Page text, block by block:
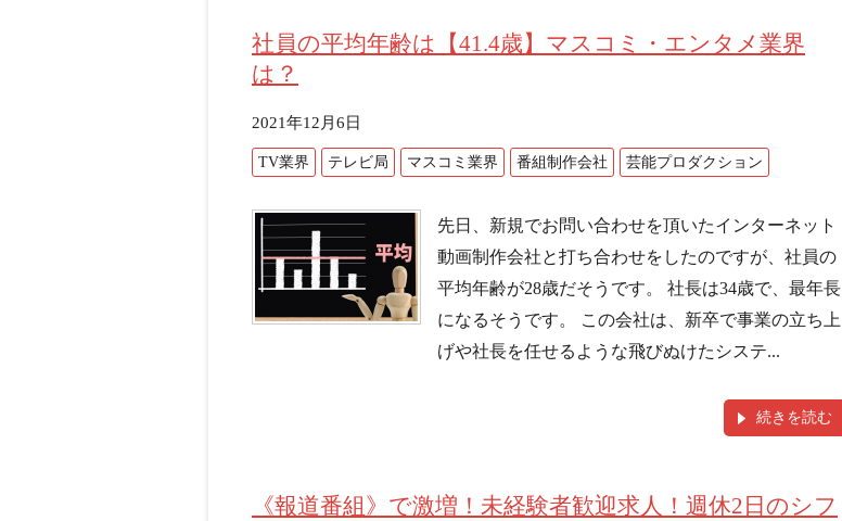
社員の平均年齢は【41.4歳】マスコミ・エンタメ業界
は？
2021年12月6日
TV業界 テレビ局 マスコミ業界 番組制作会社 芸能プロダクション
先日、新規でお問い合わせを頂いたインターネット
動画制作会社と打ち合わせをしたのですが、社員の
平均年齢が28歳だそうです。 社長は34歳で、最年長
になるそうです。 この会社は、新卒で事業の立ち上
げや社長を任せるような飛びぬけたシステ...
続きを読む
《報道番組》で激増！未経験者歓迎求人！週休2日のシフ